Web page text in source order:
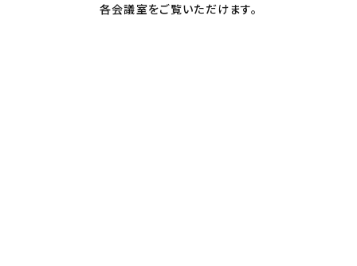
各会議室をご覧いただけます。